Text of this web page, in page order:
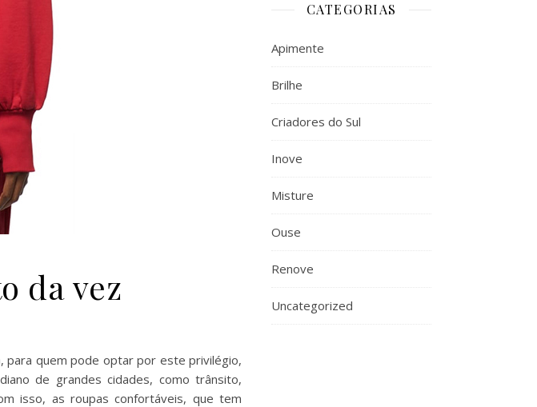
da vez
para quem pode optar por este privilégio,
de grandes cidades, como trânsito,
isso, as roupas confortáveis, que tem
CATEGORIAS
Apimente
Brilhe
Criadores do Sul
Inove
Misture
Ouse
Renove
Uncategorized